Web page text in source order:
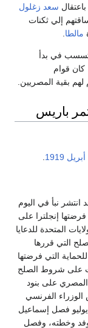
باعتقال سعد زغلول
إلي ثكنات
مالطا
في 9 مارس، ما تسسب في بدأ
كان قوام
لهم بقية المصريين.
باريس
أبريل 1919
انتشر نبأ في اليوم
فرضتها إنجلترا على
المتحدة للدعايا
التي قررها
7 مايو، مؤيدة للحماية التي فرضتها
في 2 يونيو ووقعت على شروط الصلح
المصري على بنود
الفرنسي
فصل إسماعيل
وخطته، وفصل